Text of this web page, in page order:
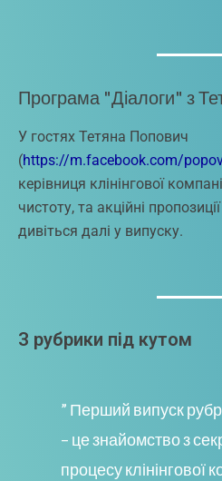
Програма "Діалоги" з
У гостях Тетяна Попович
(https://m.facebook.com/
керівниця клінінгової
чистоту, та акційні
дивіться далі у випуску.
З рубрики під кутом
” Перший випуск
– це знайомство з
процесу клінінгової